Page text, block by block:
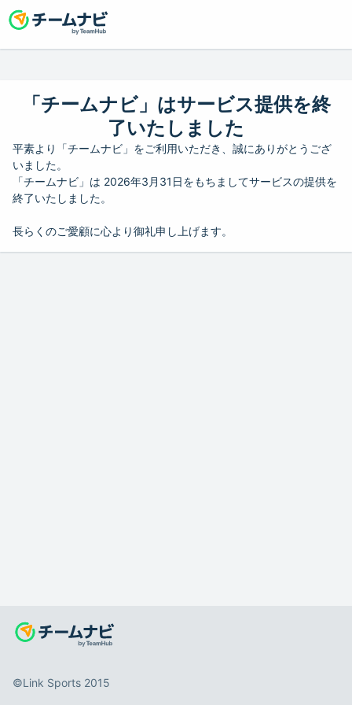
「チームナビ」はサービス提供を終
了いたしました
平素より「チームナビ」をご利用いただき、誠にありがとうござ
いました。
「チームナビ」は 2026年3月31日をもちましてサービスの提供を
終了いたしました。
長らくのご愛顧に心より御礼申し上げます。
©️Link Sports 2015